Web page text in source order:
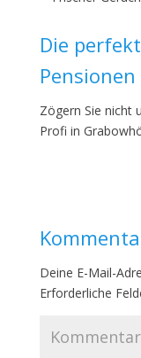
Die
Zögern Sie nicht
Profi in
Deine E-Mail-
Erforderliche